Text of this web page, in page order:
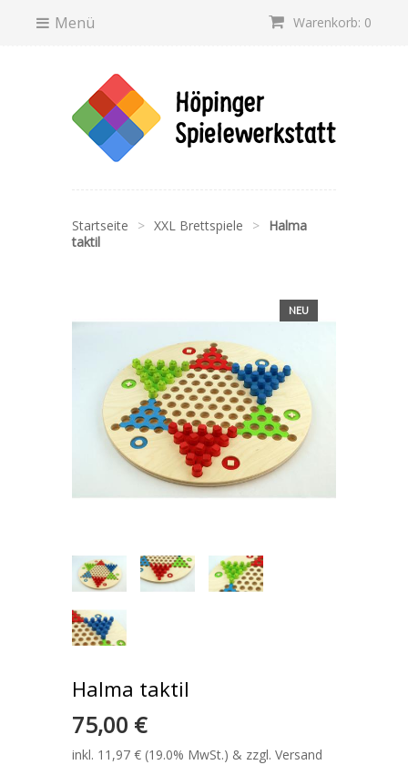
Warenkorb: 0
Menü
Startseite > XXL Brettspiele > Halma
taktil
NEU
Halma taktil
75,00 €
inkl. 11,97 € (19.0% MwSt.) & zzgl. Versand